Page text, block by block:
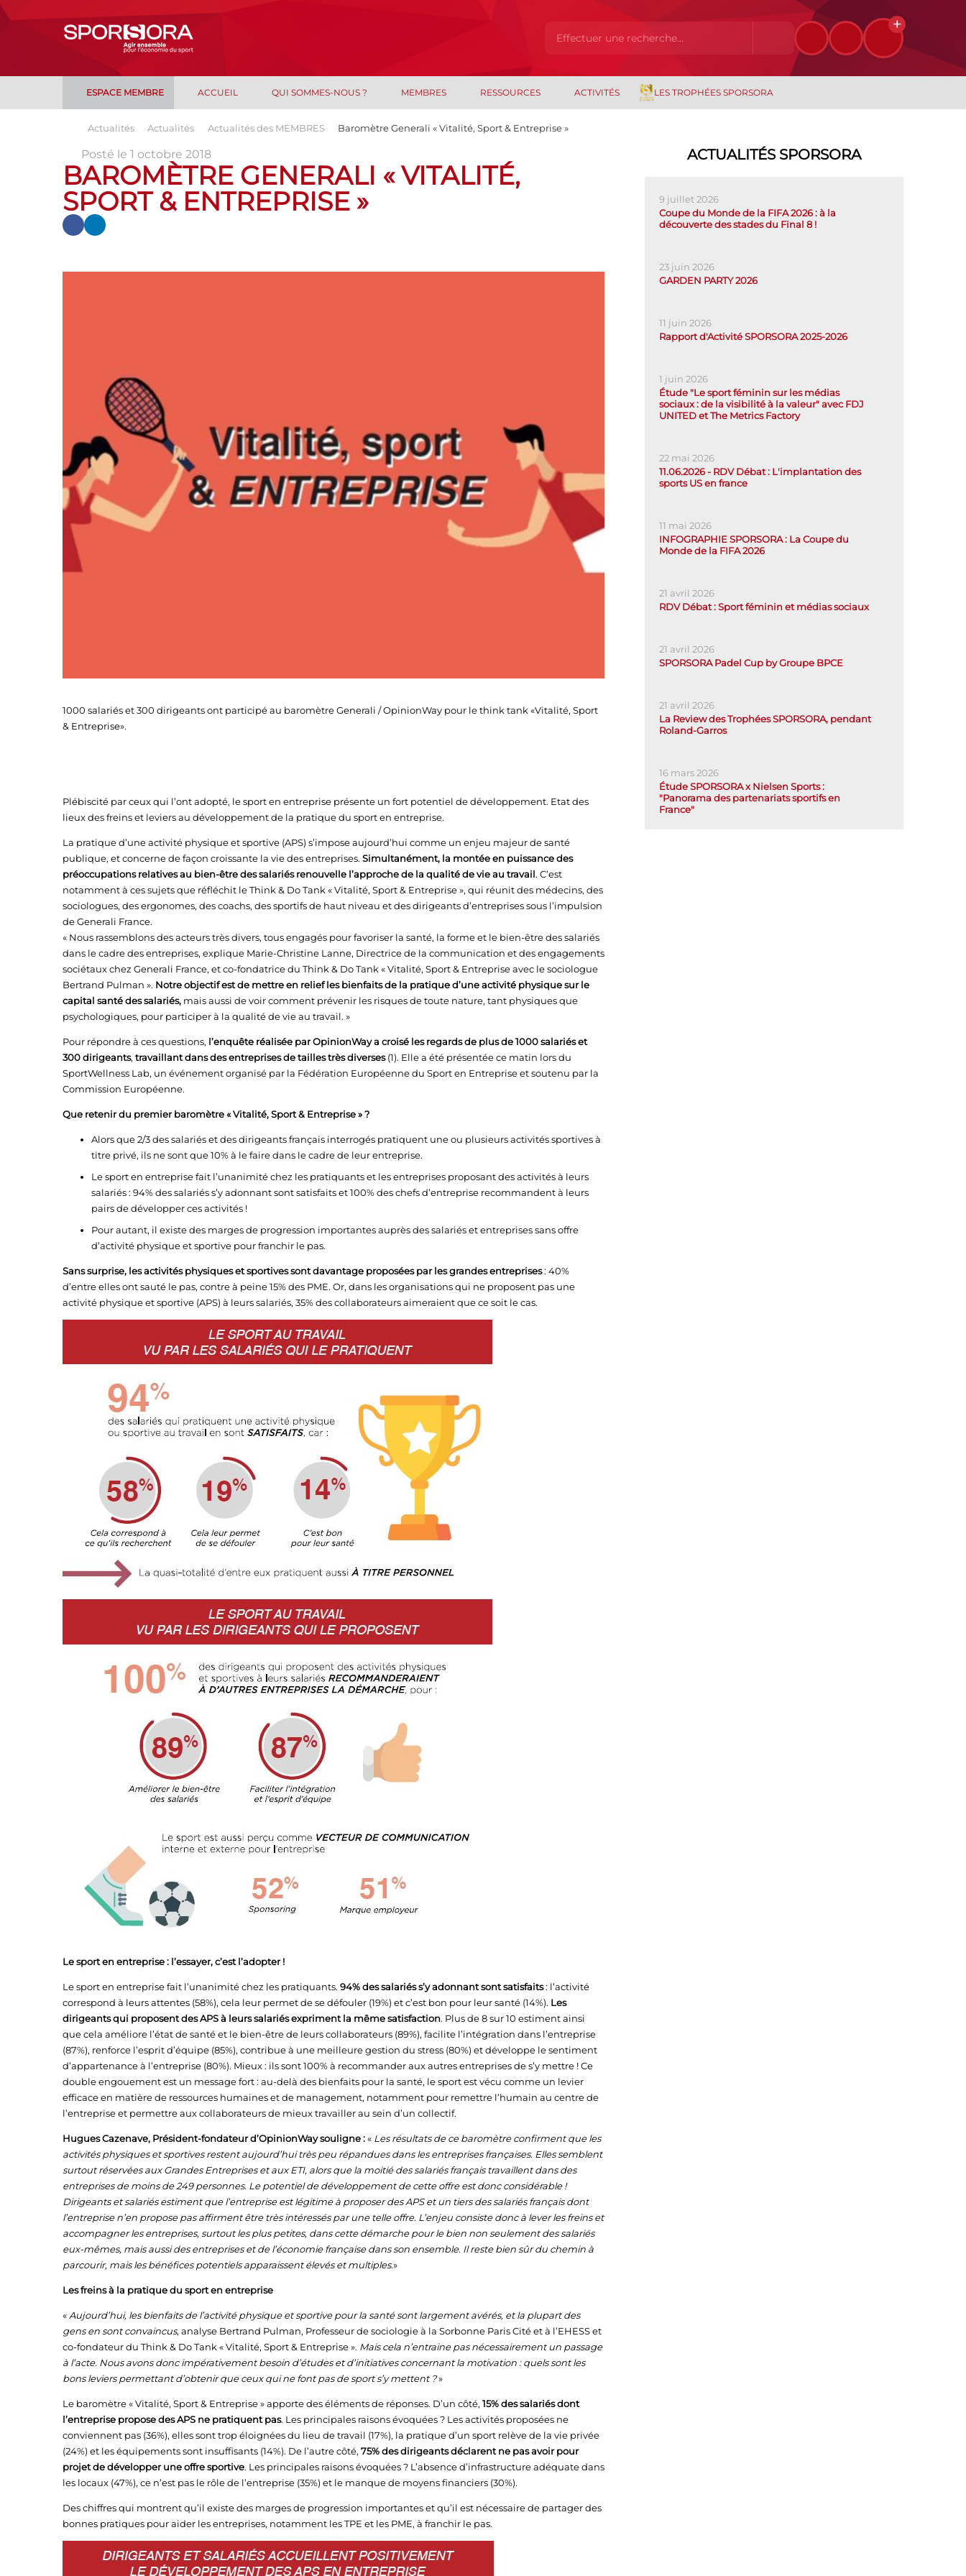
ESPACE MEMBRE ACCUEIL QUI SOMMES-NOUS ? MEMBRES RESSOURCES ACTIVITÉS LES TROPHÉES SPORSORA
Actualités Actualités Actualités des MEMBRES Baromètre Generali « Vitalité, Sport & Entreprise »
Posté le 1 octobre 2018
BAROMÈTRE GENERALI « VITALITÉ,
SPORT & ENTREPRISE »
1000 salariés et 300 dirigeants ont participé au baromètre Generali / OpinionWay pour le think tank «Vitalité, Sport
& Entreprise».
Plébiscité par ceux qui l’ont adopté, le sport en entreprise présente un fort potentiel de développement. Etat des
lieux des freins et leviers au développement de la pratique du sport en entreprise.
La pratique d’une activité physique et sportive (APS) s’impose aujourd’hui comme un enjeu majeur de santé
publique, et concerne de façon croissante la vie des entreprises. Simultanément, la montée en puissance des
préoccupations relatives au bien-être des salariés renouvelle l’approche de la qualité de vie au travail. C’est
notamment à ces sujets que réfléchit le Think & Do Tank « Vitalité, Sport & Entreprise », qui réunit des médecins, des
sociologues, des ergonomes, des coachs, des sportifs de haut niveau et des dirigeants d’entreprises sous l’impulsion
de Generali France.
« Nous rassemblons des acteurs très divers, tous engagés pour favoriser la santé, la forme et le bien-être des salariés
dans le cadre des entreprises, explique Marie-Christine Lanne, Directrice de la communication et des engagements
sociétaux chez Generali France, et co-fondatrice du Think & Do Tank « Vitalité, Sport & Entreprise avec le sociologue
Bertrand Pulman ». Notre objectif est de mettre en relief les bienfaits de la pratique d’une activité physique sur le
capital santé des salariés, mais aussi de voir comment prévenir les risques de toute nature, tant physiques que
psychologiques, pour participer à la qualité de vie au travail. »
Pour répondre à ces questions, l’enquête réalisée par OpinionWay a croisé les regards de plus de 1000 salariés et
300 dirigeants, travaillant dans des entreprises de tailles très diverses(1). Elle a été présentée ce matin lors du
SportWellness Lab, un événement organisé par la Fédération Européenne du Sport en Entreprise et soutenu par la
Commission Européenne.
Que retenir du premier baromètre « Vitalité, Sport & Entreprise » ?
Alors que 2/3 des salariés et des dirigeants français interrogés pratiquent une ou plusieurs activités sportives à
titre privé, ils ne sont que 10% à le faire dans le cadre de leur entreprise.
Le sport en entreprise fait l’unanimité chez les pratiquants et les entreprises proposant des activités à leurs
salariés : 94% des salariés s’y adonnant sont satisfaits et 100% des chefs d’entreprise recommandent à leurs
pairs de développer ces activités !
Pour autant, il existe des marges de progression importantes auprès des salariés et entreprises sans offre
d’activité physique et sportive pour franchir le pas.
Sans surprise, les activités physiques et sportives sont davantage proposées par les grandes entreprises: 40%
d’entre elles ont sauté le pas, contre à peine 15% des PME. Or, dans les organisations qui ne proposent pas une
activité physique et sportive (APS) à leurs salariés, 35% des collaborateurs aimeraient que ce soit le cas.
Le sport en entreprise : l’essayer, c’est l’adopter !
Le sport en entreprise fait l’unanimité chez les pratiquants. 94% des salariés s’y adonnant sont satisfaits: l’activité
correspond à leurs attentes (58%), cela leur permet de se défouler (19%) et c’est bon pour leur santé (14%). Les
dirigeants qui proposent des APS à leurs salariés expriment la même satisfaction. Plus de 8 sur 10 estiment ainsi
que cela améliore l’état de santé et le bien-être de leurs collaborateurs (89%), facilite l’intégration dans l’entreprise
(87%), renforce l’esprit d’équipe (85%), contribue à une meilleure gestion du stress (80%) et développe le sentiment
d’appartenance à l’entreprise (80%). Mieux : ils sont 100% à recommander aux autres entreprises de s’y mettre ! Ce
double engouement est un message fort : au-delà des bienfaits pour la santé, le sport est vécu comme un levier
efficace en matière de ressources humaines et de management, notamment pour remettre l’humain au centre de
l’entreprise et permettre aux collaborateurs de mieux travailler au sein d’un collectif.
Hugues Cazenave, Président-fondateur d’OpinionWay souligne :« Les résultats de ce baromètre confirment que les
activités physiques et sportives restent aujourd’hui très peu répandues dans les entreprises françaises. Elles semblent
surtout réservées aux Grandes Entreprises et aux ETI, alors que la moitié des salariés français travaillent dans des
entreprises de moins de 249 personnes. Le potentiel de développement de cette offre est donc considérable !
Dirigeants et salariés estiment que l’entreprise est légitime à proposer des APS et un tiers des salariés français dont
l’entreprise n’en propose pas affirment être très intéressés par une telle offre. L’enjeu consiste donc à lever les freins et
accompagner les entreprises, surtout les plus petites, dans cette démarche pour le bien non seulement des salariés
eux-mêmes, mais aussi des entreprises et de l’économie française dans son ensemble. Il reste bien sûr du chemin à
parcourir, mais les bénéfices potentiels apparaissent élevés et multiples.»
Les freins à la pratique du sport en entreprise
« Aujourd’hui, les bienfaits de l’activité physique et sportive pour la santé sont largement avérés, et la plupart des
gens en sont convaincus, analyse Bertrand Pulman, Professeur de sociologie à la Sorbonne Paris Cité et à l’EHESS et
co-fondateur du Think & Do Tank « Vitalité, Sport & Entreprise ». Mais cela n’entraine pas nécessairement un passage
à l’acte. Nous avons donc impérativement besoin d’études et d’initiatives concernant la motivation : quels sont les
bons leviers permettant d’obtenir que ceux qui ne font pas de sport s’y mettent ?»
Le baromètre « Vitalité, Sport & Entreprise » apporte des éléments de réponses. D’un côté, 15% des salariés dont
l’entreprise propose des APS ne pratiquent pas. Les principales raisons évoquées ? Les activités proposées ne
conviennent pas (36%), elles sont trop éloignées du lieu de travail (17%), la pratique d’un sport relève de la vie privée
(24%) et les équipements sont insuffisants (14%). De l’autre côté, 75% des dirigeants déclarent ne pas avoir pour
projet de développer une offre sportive. Les principales raisons évoquées ? L’absence d’infrastructure adéquate dans
les locaux (47%), ce n’est pas le rôle de l’entreprise (35%) et le manque de moyens financiers (30%).
Des chiffres qui montrent qu’il existe des marges de progression importantes et qu’il est nécessaire de partager des
bonnes pratiques pour aider les entreprises, notamment les TPE et les PME, à franchir le pas.
ACTUALITÉS SPORSORA
9 juillet 2026
Coupe du Monde de la FIFA 2026 : à la
découverte des stades du Final 8 !
23 juin 2026
GARDEN PARTY 2026
11 juin 2026
Rapport d'Activité SPORSORA 2025-2026
1 juin 2026
Étude "Le sport féminin sur les médias
sociaux : de la visibilité à la valeur" avec FDJ
UNITED et The Metrics Factory
22 mai 2026
11.06.2026 - RDV Débat : L'implantation des
sports US en france
11 mai 2026
INFOGRAPHIE SPORSORA : La Coupe du
Monde de la FIFA 2026
21 avril 2026
RDV Débat : Sport féminin et médias sociaux
21 avril 2026
SPORSORA Padel Cup by Groupe BPCE
21 avril 2026
La Review des Trophées SPORSORA, pendant
Roland-Garros
16 mars 2026
Étude SPORSORA x Nielsen Sports :
"Panorama des partenariats sportifs en
France"